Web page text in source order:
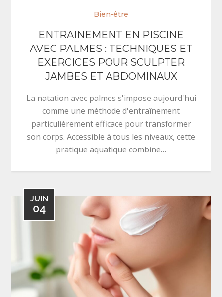
Bien-être
ENTRAINEMENT EN PISCINE
AVEC PALMES : TECHNIQUES ET
EXERCICES POUR SCULPTER
JAMBES ET ABDOMINAUX
La natation avec palmes s'impose aujourd'hui
comme une méthode d'entraînement
particulièrement efficace pour transformer
son corps. Accessible à tous les niveaux, cette
pratique aquatique combine…
JUIN
04